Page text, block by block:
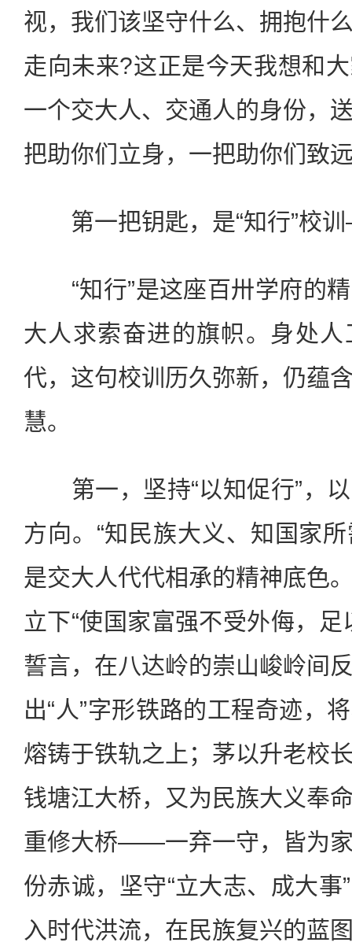
视，我们该坚守什么、拥抱什
走向未来?这正是今天我想和
一个交大人、交通人的身份，
把助你们立身，一把助你们致
第一把钥匙，是“知行”校
“知行”是这座百卅学府的精
大人求索奋进的旗帜。身处
代，这句校训历久弥新，仍蕴
慧。
第一，坚持“以知促行”，以
方向。“知民族大义、知国家所
是交大人代代相承的精神底色
立下“使国家富强不受外侮，
誓言，在八达岭的崇山峻岭间
出“人”字形铁路的工程奇迹，
熔铸于铁轨之上；茅以升老校
钱塘江大桥，又为民族大义奉
重修大桥——一弃一守，皆为
份赤诚，坚守“立大志、成大事
入时代洪流，在民族复兴的蓝